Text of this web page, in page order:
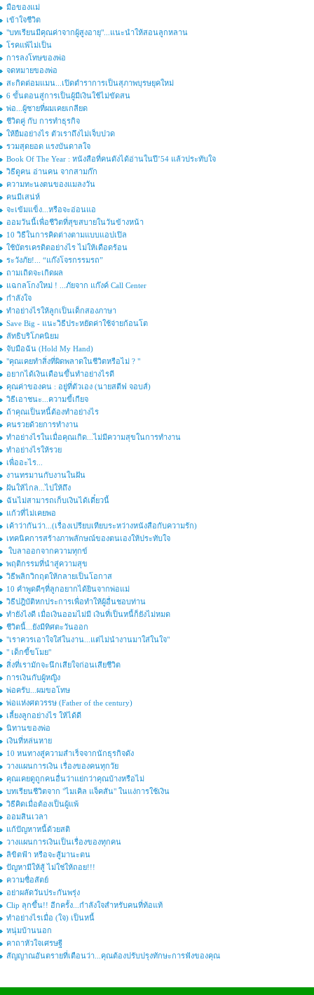
มือของแม่
เข้าใจชีวิต
"บทเรียนมีคุณค่าจากผู้สูงอายุ"...แนะนำให้สอนลูกหลาน
โรคแพ้ไม่เป็น
การลงโทษของพ่อ
จดหมายของพ่อ
สะกิดต่อมแมน...เปิดตำราการเป็นสุภาพบุรษยุคใหม่
6 ขั้นตอนสู่การเป็นผู้มีเงินใช้ไม่ขัดสน
พ่อ...ผู้ชายที่ผมเคยเกลียด
ชีวิตคู่ กับ การทำธุรกิจ
ให้ยืมอย่างไร ตัวเราถึงไม่เจ็บปวด
รวมสุดยอด แรงบันดาลใจ
Book Of The Year : หนังสือที่คนดังได้อ่านในปี’54 แล้วประทับใจ
วิธีดูคน อ่านคน จากสามก๊ก
ความทะนงตนของแมลงวัน
คนมีเสน่ห์
จะเข้มแข็ง...หรือจะอ่อนแอ
ออมวันนี้เพื่อชีวิตที่สุขสบายในวันข้างหน้า
10 วิธีในการคิดต่างตามแบบแอปเปิล
ใช้บัตรเครดิตอย่างไร ไม่ให้เดือดร้อน
ระวังภัย!... “แก๊งโจรกรรมรถ”
ถามเถิดจะเกิดผล
แฉกลโกงใหม่ ! ...ภัยจาก แก๊งค์ Call Center
กำลังใจ
ทำอย่างไรให้ลูกเป็นเด็กสองภาษา
Save Big - แนะวิธีประหยัดค่าใช้จ่ายก้อนโต
ลัทธิบริโภคนิยม
จับมือฉัน (Hold My Hand)
"คุณเคยทำสิ่งที่ผิดพลาดในชีวิตหรือไม่ ? "
อยากได้เงินเดือนขึ้นทำอย่างไรดี
คุณค่าของคน : อยู่ที่ตัวเอง (นายสตีฟ จอบส์)
วิธีเอาชนะ...ความขี้เกียจ
ถ้าคุณเป็นหนี้ต้องทำอย่างไร
คนรวยด้วยการทำงาน
ทำอย่างไรในเมื่อคุณเกิด...ไม่มีความสุขในการทำงาน
ทำอย่างไรให้รวย
เพื่ออะไร...
งานทรมานกับงานในฝัน
ฝันให้ไกล...ไปให้ถึง
ฉันไม่สามารถเก็บเงินได้เดี๋ยวนี้
แก้วที่ไม่เคยพอ
เค้าว่ากันว่า...(เรื่องเปรียบเทียบระหว่างหนังสือกับความรัก)
เทคนิคการสร้างภาพลักษณ์ของตนเองให้ประทับใจ
ใบลาออกจากความทุกข์
พฤติกรรมที่นำสู่ความสุข
วิธีพลิกวิกฤตให้กลายเป็นโอกาส
10 คำพูดดีๆที่ลูกอยากได้ยินจากพ่อแม่
วิธีปฎิบัติหกประการเพื่อทำให้ผู้อื่นชอบท่าน
ทำยังไงดี เมื่อเงินออมไม่มี เงินที่เป็นหนี้ก็ยังไม่หมด
ชีวิตนี้...ยังมีทิศตะวันออก
"เราควรเอาใจใส่ในงาน...แต่ไม่นำงานมาใส่ในใจ"
" เด็กขี้ขโมย"
สิ่งที่เรามักจะนึกเสียใจก่อนเสียชีวิต
การเงินกับผู้หญิง
พ่อครับ...ผมขอโทษ
พ่อแห่งศตวรรษ (Father of the century)
เลี้ยงลูกอย่างไร ให้ได้ดี
นิทานของพ่อ
เงินที่หล่นหาย
10 หนทางสู่ความสำเร็จจากนักธุรกิจดัง
วางแผนการเงิน เรื่องของคนทุกวัย
คุณเคยดูถูกคนอื่นว่าแย่กว่าคุณบ้างหรือไม่
บทเรียนชีวิตจาก "ไมเคิล แจ็คสัน" ในแง่การใช้เงิน
วิธีคิดเมื่อต้องเป็นผู้แพ้
ออมสินเวลา
แก้ปัญหาหนี้ด้วยสติ
วางแผนการเงินเป็นเรื่องของทุกคน
ลิขิตฟ้า หรือจะสู้มานะตน
ปัญหามีให้สู้ ไม่ใช่ให้ถอย!!!
ความซื่อสัตย์
อย่าผลัดวันประกันพรุ่ง
Clip ลุกขึ้น!! อีกครั้ง...กำลังใจสำหรับคนที่ท้อแท้
ทำอย่างไรเมื่อ (ใจ) เป็นหนี้
หนุ่มบ้านนอก
คาถาหัวใจเศรษฐี
สัญญาณอันตรายที่เตือนว่า...คุณต้องปรับปรุงทักษะการฟังของคุณ